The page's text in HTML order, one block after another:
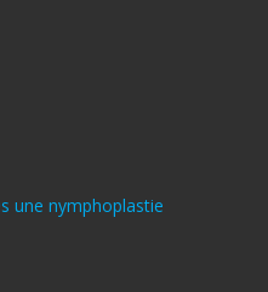
une nymphoplastie